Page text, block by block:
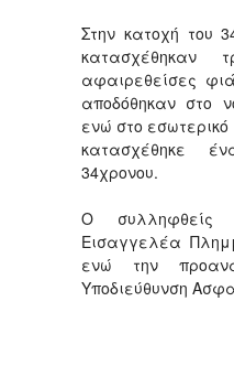
Στην κατοχή του
κατασχέθηκαν
αφαιρεθείσες
αποδόθηκαν στο
ενώ στο
κατασχέθηκε
34χρονου.
Ο συλληφθείς
Εισαγγελέα
ενώ την
Υποδιεύθυνση